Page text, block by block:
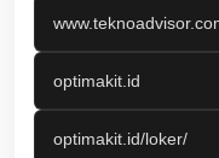
optimakit.id
optimakit.id/loker/